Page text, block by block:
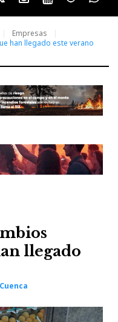
TwitterInstagram
YoutubeThreads
Empresas
han llegado este verano
llegado